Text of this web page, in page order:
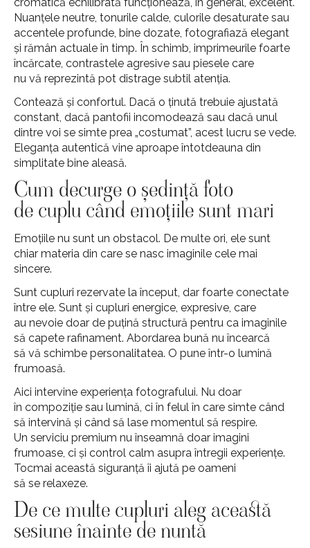
cromatică echilibrată funcționează, în general, excelent.
Nuanțele neutre, tonurile calde, culorile desaturate sau
accentele profunde, bine dozate, fotografiază elegant
și rămân actuale în timp. În schimb, imprimeurile foarte
încărcate, contrastele agresive sau piesele care
nu vă reprezintă pot distrage subtil atenția.
Contează și confortul. Dacă o ținută trebuie ajustată
constant, dacă pantofii incomodează sau dacă unul
dintre voi se simte prea „costumat”, acest lucru se vede.
Eleganța autentică vine aproape întotdeauna din
simplitate bine aleasă.
Cum decurge o ședință foto
de cuplu când emoțiile sunt mari
Emoțiile nu sunt un obstacol. De multe ori, ele sunt
chiar materia din care se nasc imaginile cele mai
sincere.
Sunt cupluri rezervate la început, dar foarte conectate
între ele. Sunt și cupluri energice, expresive, care
au nevoie doar de puțină structură pentru ca imaginile
să capete rafinament. Abordarea bună nu încearcă
să vă schimbe personalitatea. O pune într-o lumină
frumoasă.
Aici intervine experiența fotografului. Nu doar
în compoziție sau lumină, ci în felul în care simte când
să intervină și când să lase momentul să respire.
Un serviciu premium nu înseamnă doar imagini
frumoase, ci și control calm asupra întregii experiențe.
Tocmai această siguranță îi ajută pe oameni
să se relaxeze.
De ce multe cupluri aleg această
sesiune înainte de nuntă